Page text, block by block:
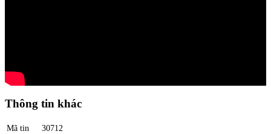
Thông tin khác
Mã tin
30712